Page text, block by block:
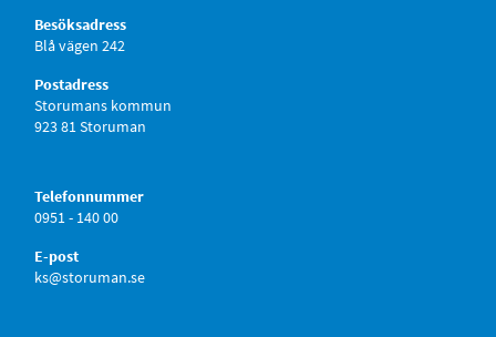
Besöksadress
Blå vägen 242
Postadress
Storumans kommun
923 81 Storuman
Telefonnummer
0951 - 140 00
E-post
ks@storuman.se